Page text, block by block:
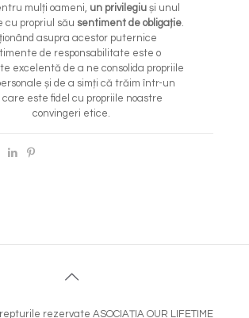
mulți oameni, un privilegiuși unul
cu propriul său sentiment de obligație.
asupra acestor puternice
de responsabilitate este o
excelentă de a ne consolida propriile
și de a simți că trăim într-un
care este fidel cu propriile noastre
convingeri etice.
rezervate ASOCIAȚIA OUR LIFETIME